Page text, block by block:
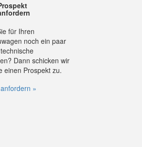
für Ihren
noch ein paar
Dann schicken wir
einen Prospekt zu.
»